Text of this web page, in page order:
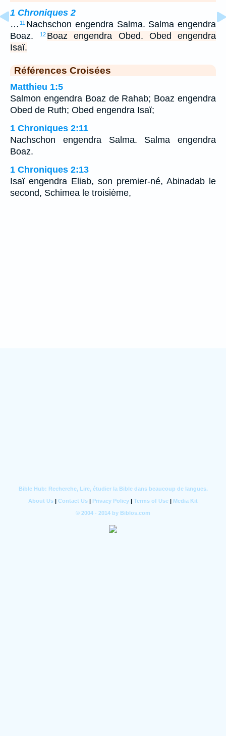
1 Chroniques 2
… 11 Nachschon engendra Salma. Salma engendra
Boaz.
12 Boaz engendra Obed. Obed engendra
Isaï.
Références Croisées
Matthieu 1:5
Salmon engendra Boaz de Rahab; Boaz engendra
Obed de Ruth; Obed engendra Isaï;
1 Chroniques 2:11
Nachschon engendra Salma. Salma engendra
Boaz.
1 Chroniques 2:13
Isaï engendra Eliab, son premier-né, Abinadab le
second, Schimea le troisième,